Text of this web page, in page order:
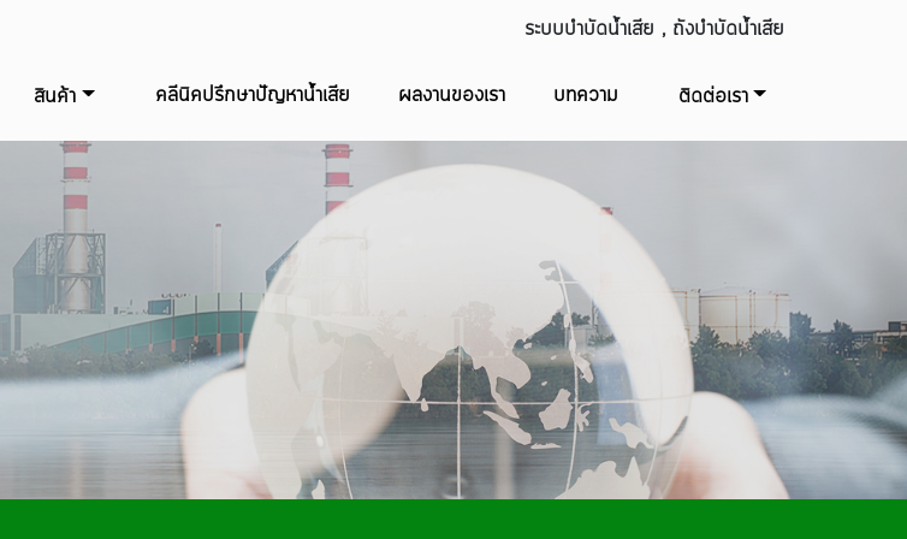
ระบบบำบัดน้ำเสีย , ถังบำบัดน้ำเสีย
สินค้า คลีนิคปรึกษาปัญหาน้ำเสีย ผลงานของเรา บทความ ติดต่อเรา